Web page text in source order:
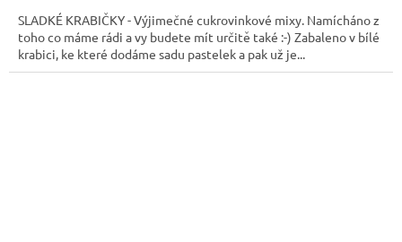
SLADKÉ KRABIČKY - Výjimečné cukrovinkové mixy. Namícháno z
toho co máme rádi a vy budete mít určitě také :-) Zabaleno v bílé
krabici, ke které dodáme sadu pastelek a pak už je...